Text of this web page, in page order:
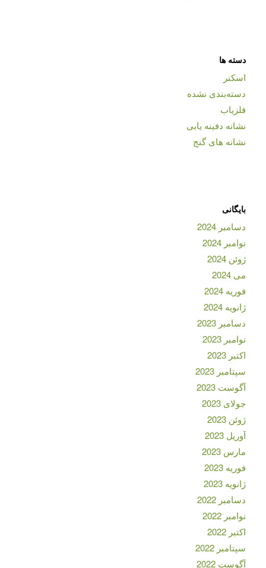
دسته ها
اسکنر
دسته‌بندی نشده
فلزیاب
نشانه دفینه یابی
نشانه های گنج
بایگانی
دسامبر 2024
نوامبر 2024
ژوئن 2024
می 2024
فوریه 2024
ژانویه 2024
دسامبر 2023
نوامبر 2023
اکتبر 2023
سپتامبر 2023
آگوست 2023
جولای 2023
ژوئن 2023
آوریل 2023
مارس 2023
فوریه 2023
ژانویه 2023
دسامبر 2022
نوامبر 2022
اکتبر 2022
سپتامبر 2022
آگوست 2022